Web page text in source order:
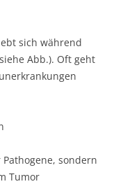
sich während
Abb.). Oft geht
sondern
Tumor